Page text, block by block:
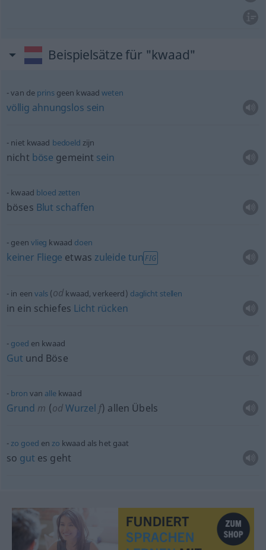
Beispielsätze für "kwaad"
van de prinsgeen kwaadweten
völlig ahnungslos sein
niet kwaad bedoeld zijn
nicht böse gemeint sein
kwaad bloed zetten
böses Blut schaffen
geen vlieg kwaad doen
keiner Fliege etwas zuleide tun FIG
in eenvals(od kwaad, verkeerd) daglicht stellen
in ein schiefes Licht rücken
goed en kwaad
Gut und Böse
bron van allekwaad
Grund m (odWurzel f) allen Übels
zo goed enzo kwaad als het gaat
so gut es geht